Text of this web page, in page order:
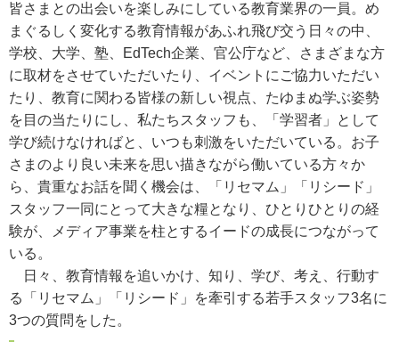
皆さまとの出会いを楽しみにしている教育業界の一員。め
まぐるしく変化する教育情報があふれ飛び交う日々の中、
学校、大学、塾、EdTech企業、官公庁など、さまざまな方
に取材をさせていただいたり、イベントにご協力いただい
たり、教育に関わる皆様の新しい視点、たゆまぬ学ぶ姿勢
を目の当たりにし、私たちスタッフも、「学習者」として
学び続けなければと、いつも刺激をいただいている。お子
さまのより良い未来を思い描きながら働いている方々か
ら、貴重なお話を聞く機会は、「リセマム」「リシード」
スタッフ一同にとって大きな糧となり、ひとりひとりの経
験が、メディア事業を柱とするイードの成長につながって
いる。
日々、教育情報を追いかけ、知り、学び、考え、行動す
る「リセマム」「リシード」を牽引する若手スタッフ3名に
3つの質問をした。